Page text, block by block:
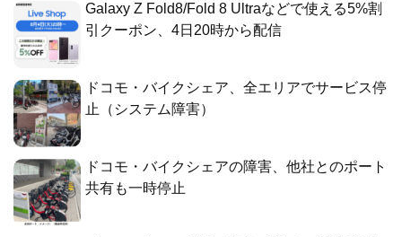
Galaxy Z Fold8/Fold 8 Ultraなどで使える5%割
引クーポン、4日20時から配信
ドコモ・バイクシェア、全エリアでサービス停
止（システム障害）
ドコモ・バイクシェアの障害、他社とのポート
共有も一時停止